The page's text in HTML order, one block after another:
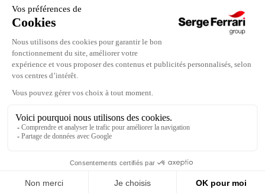
Nous contacter
Nos implantations
Mentions légales